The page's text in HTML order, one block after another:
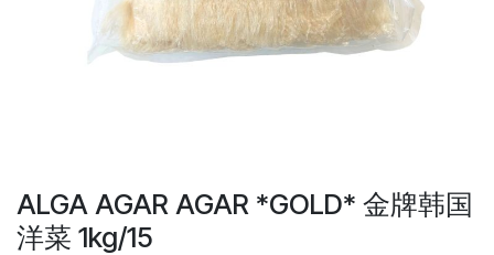
ALGA AGAR AGAR *GOLD* 金牌韩国
洋菜 1kg/15